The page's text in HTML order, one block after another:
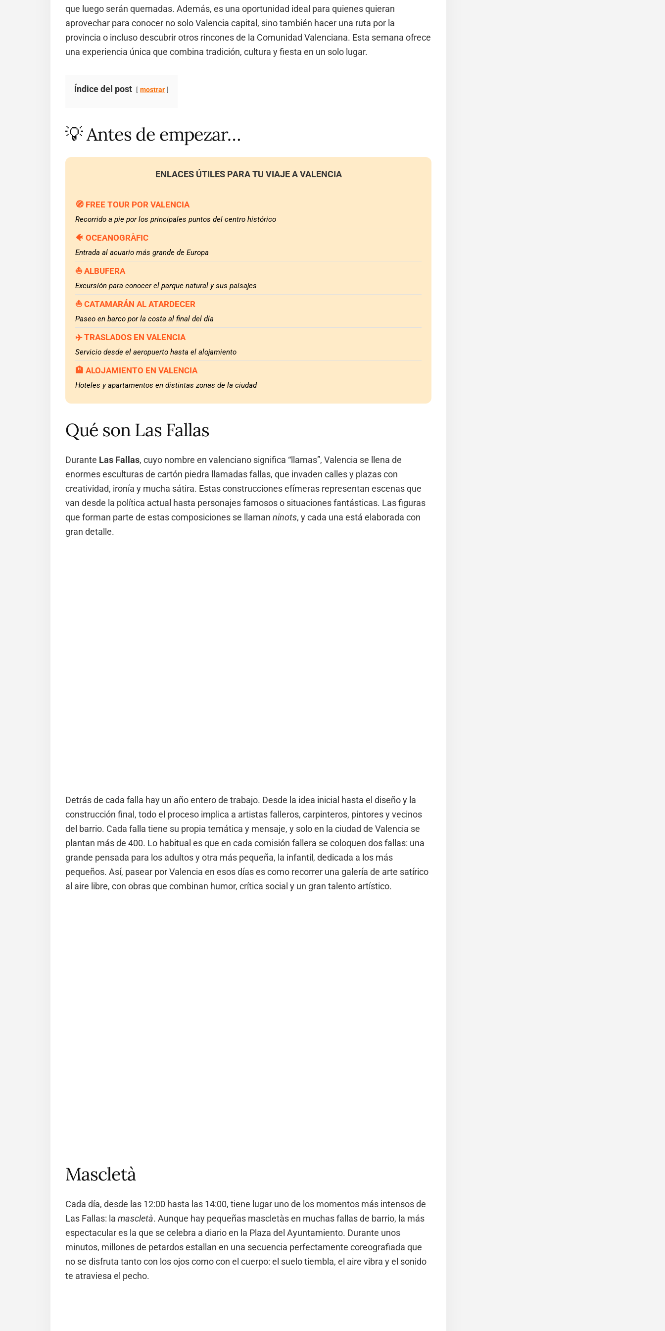
que luego serán quemadas. Además, es una oportunidad ideal para quienes quieran
aprovechar para conocer no solo Valencia capital, sino también hacer una ruta por la
provincia o incluso descubrir otros rincones de la Comunidad Valenciana. Esta semana ofrece
una experiencia única que combina tradición, cultura y fiesta en un solo lugar.
Índice del post mostrar
💡 Antes de empezar…
ENLACES ÚTILES PARA TU VIAJE A VALENCIA
🧭 FREE TOUR POR VALENCIA
Recorrido a pie por los principales puntos del centro histórico
🐠 OCEANOGRÀFIC
Entrada al acuario más grande de Europa
⛵ ALBUFERA
Excursión para conocer el parque natural y sus paisajes
⛵ CATAMARÁN AL ATARDECER
Paseo en barco por la costa al final del día
✈️ TRASLADOS EN VALENCIA
Servicio desde el aeropuerto hasta el alojamiento
🏨 ALOJAMIENTO EN VALENCIA
Hoteles y apartamentos en distintas zonas de la ciudad
Qué son Las Fallas
Durante Las Fallas, cuyo nombre en valenciano significa “llamas”, Valencia se llena de
enormes esculturas de cartón piedra llamadas fallas, que invaden calles y plazas con
creatividad, ironía y mucha sátira. Estas construcciones efímeras representan escenas que
van desde la política actual hasta personajes famosos o situaciones fantásticas. Las figuras
que forman parte de estas composiciones se llaman ninots, y cada una está elaborada con
gran detalle.
Detrás de cada falla hay un año entero de trabajo. Desde la idea inicial hasta el diseño y la
construcción final, todo el proceso implica a artistas falleros, carpinteros, pintores y vecinos
del barrio. Cada falla tiene su propia temática y mensaje, y solo en la ciudad de Valencia se
plantan más de 400. Lo habitual es que en cada comisión fallera se coloquen dos fallas: una
grande pensada para los adultos y otra más pequeña, la infantil, dedicada a los más
pequeños. Así, pasear por Valencia en esos días es como recorrer una galería de arte satírico
al aire libre, con obras que combinan humor, crítica social y un gran talento artístico.
Mascletà
Cada día, desde las 12:00 hasta las 14:00, tiene lugar uno de los momentos más intensos de
Las Fallas: la mascletà. Aunque hay pequeñas mascletàs en muchas fallas de barrio, la más
espectacular es la que se celebra a diario en la Plaza del Ayuntamiento. Durante unos
minutos, millones de petardos estallan en una secuencia perfectamente coreografiada que
no se disfruta tanto con los ojos como con el cuerpo: el suelo tiembla, el aire vibra y el sonido
te atraviesa el pecho.